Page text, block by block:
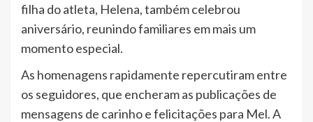
filha do atleta, Helena, também celebrou
aniversário, reunindo familiares em mais um
momento especial.
As homenagens rapidamente repercutiram entre
os seguidores, que encheram as publicações de
mensagens de carinho e felicitações para Mel. A